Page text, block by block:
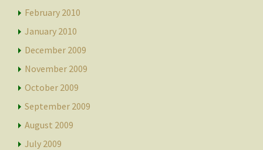
February 2010
January 2010
December 2009
November 2009
October 2009
September 2009
August 2009
July 2009